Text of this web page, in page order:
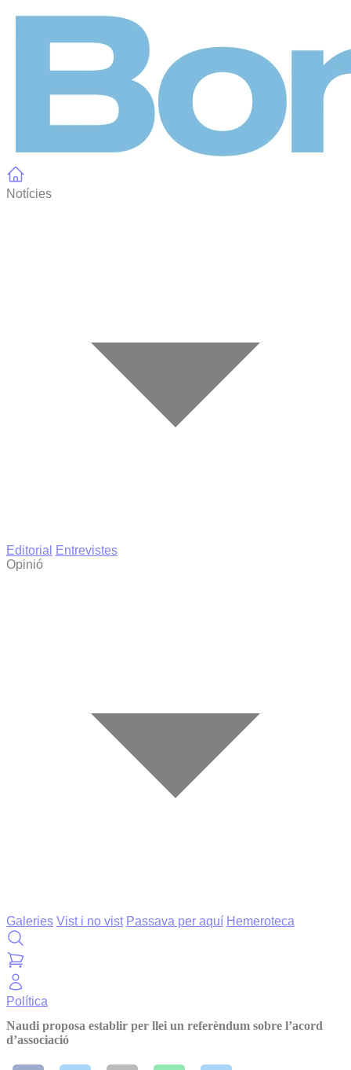
Notícies
Editorial
Entrevistes
Opinió
Galeries Vist i no vist Passava per aquí Hemeroteca
Política
Naudi proposa establir per llei un referèndum sobre l’acord
d’associació